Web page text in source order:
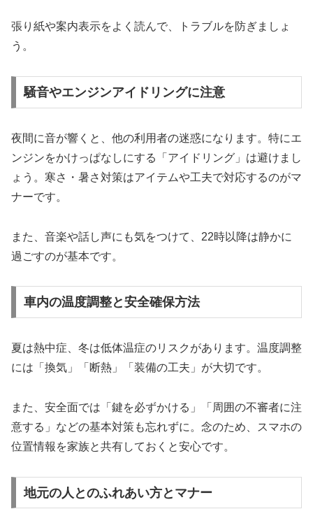
張り紙や案内表示をよく読んで、トラブルを防ぎましょ
う。
騒音やエンジンアイドリングに注意
夜間に音が響くと、他の利用者の迷惑になります。特にエ
ンジンをかけっぱなしにする「アイドリング」は避けまし
ょう。寒さ・暑さ対策はアイテムや工夫で対応するのがマ
ナーです。
また、音楽や話し声にも気をつけて、22時以降は静かに
過ごすのが基本です。
車内の温度調整と安全確保方法
夏は熱中症、冬は低体温症のリスクがあります。温度調整
には「換気」「断熱」「装備の工夫」が大切です。
また、安全面では「鍵を必ずかける」「周囲の不審者に注
意する」などの基本対策も忘れずに。念のため、スマホの
位置情報を家族と共有しておくと安心です。
地元の人とのふれあい方とマナー